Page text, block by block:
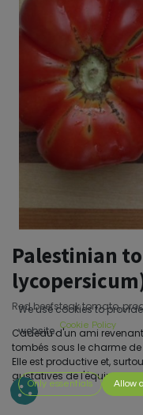
Palestinian
Red beefsteak tomato,
Cadeau d'un ami
tombés sous le charme
Elle est productive et,
gustatives de l'équipe.
We use cookies to
website. Cookie Policy
Only essentials Allow